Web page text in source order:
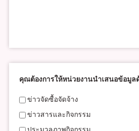
คุณต้องการให้หน่วยงานนำเสนอข้อมูล
ข่าวจัดซื้อจัดจ้าง
ข่าวสารและกิจกรรม